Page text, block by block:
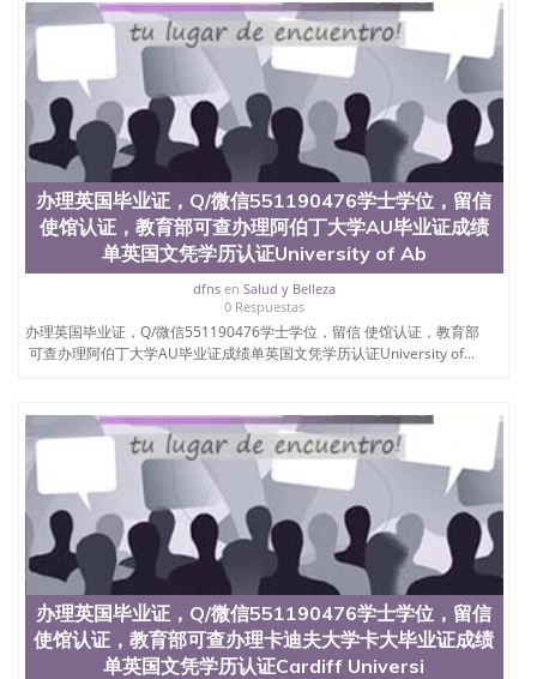
State University）圣何塞州立大学（San Jose State
University）圣何塞州立大学（San Jose State
University）圣何塞州立大学（ San Jose State
University）圣何塞州立大学（San Jose State
University）圣何塞州立大学文凭（San Jose State
University）圣何塞州立大学文凭（San Jose State
University）文凭圣何塞州立大学文凭（San Jose
State University）圣何塞州立大学学历（ San Jose
State University）圣何塞州立大学学历（San Jose
State University）圣何塞州立大学学历（San Jose
State University）圣 塞州立大学学历（San Jose
State University）圣何塞州立大学（San Jose State
University）圣何塞州立大学（San Jose State
University）圣何塞州立大学（San Jose State
University）圣何塞州立大学（San Jose State
University）圣何塞州立大学学位证（San Jose State
University）圣何塞州立大学（San Jose State
University）圣何塞州立大学（San Jose State
University）圣何塞州立大学（San Jose State
University）圣何塞州立大学（San Jose State
University）圣何塞州立大学学位证（San Jose State
University）圣何塞州立大学学位证（San Jose State
University）圣何塞州立大学结业证（San Jose State
University）圣何塞州立大学结业证（San Jose State
University）圣何塞州立大学结业证（San Jose State
University）圣何塞州立大学学位证（San Jose State
University）圣何塞州立大学学位证（San Jose State
University）圣何塞州立大学学历证书（San Jose
办理英国毕业证，Q/微信551190476学士学位，留信
使馆认证，教育部可查办理阿伯丁大学AU毕业证成绩
单英国文凭学历认证University of Ab
dfnsen Salud y Belleza
0 Respuestas
办理英国毕业证，Q/微信551190476学士学位，留信 使馆认证，教育部
可查办理阿伯丁大学AU毕业证成绩单英国文凭学历认证University of...
办理英国毕业证，Q/微信551190476学士学位，留信
使馆认证，教育部可查办理卡迪夫大学卡大毕业证成绩
单英国文凭学历认证Cardiff Universi